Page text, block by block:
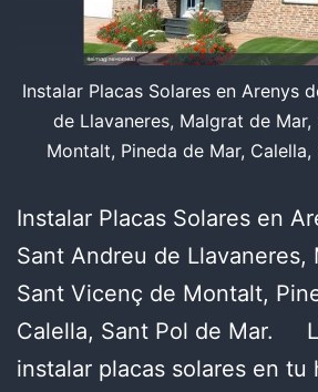
Instalar Placas Solares en Arenys
de Llavaneres, Malgrat de
Montalt, Pineda de Mar,
Instalar Placas Solares en
Sant Andreu de Llavaneres,
Sant Vicenç de Montalt,
Calella, Sant Pol de Mar.
instalar placas solares en tu